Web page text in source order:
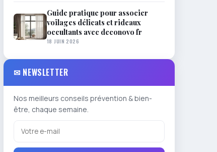
Guide pratique pour associer
voilages délicats et rideaux
occultants avec deconovo fr
18 JUIN 2026
✉ NEWSLETTER
Nos meilleurs conseils prévention & bien-
être, chaque semaine.